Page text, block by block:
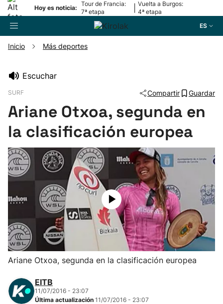
Hoy es noticia:
Tour de Francia:
7ª etapa
Vuelta a Burgos:
4ª etapa
ES
Pelota
Remo
Baloncesto
Herri-kirolak
Balonmano
Kirolak 360
Inicio Más deportes
Escuchar
SURF Compartir Guardar
Ariane Otxoa, segunda en
la clasificación europea
Ariane Otxoa, segunda en la clasificación europea
EITB
11/07/2016 - 23:07
Última actualización 11/07/2016 - 23:07